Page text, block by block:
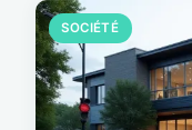
SOCIÉTÉ